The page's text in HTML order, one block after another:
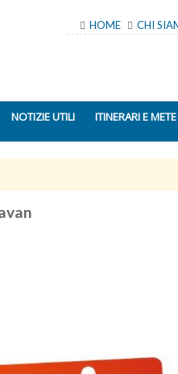
HOME CHI
NOTIZIE UTILI ITINERARI E METE